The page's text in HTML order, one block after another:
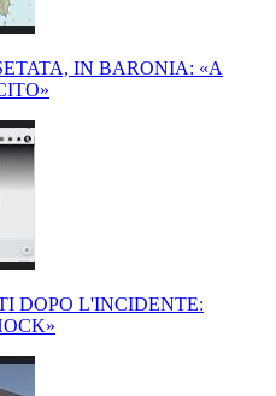
IN BARONIA: «A
DOPO L'INCIDENTE: